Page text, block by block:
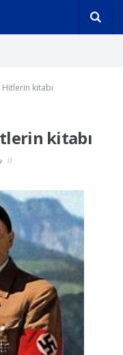
kitabı
kitabı
0